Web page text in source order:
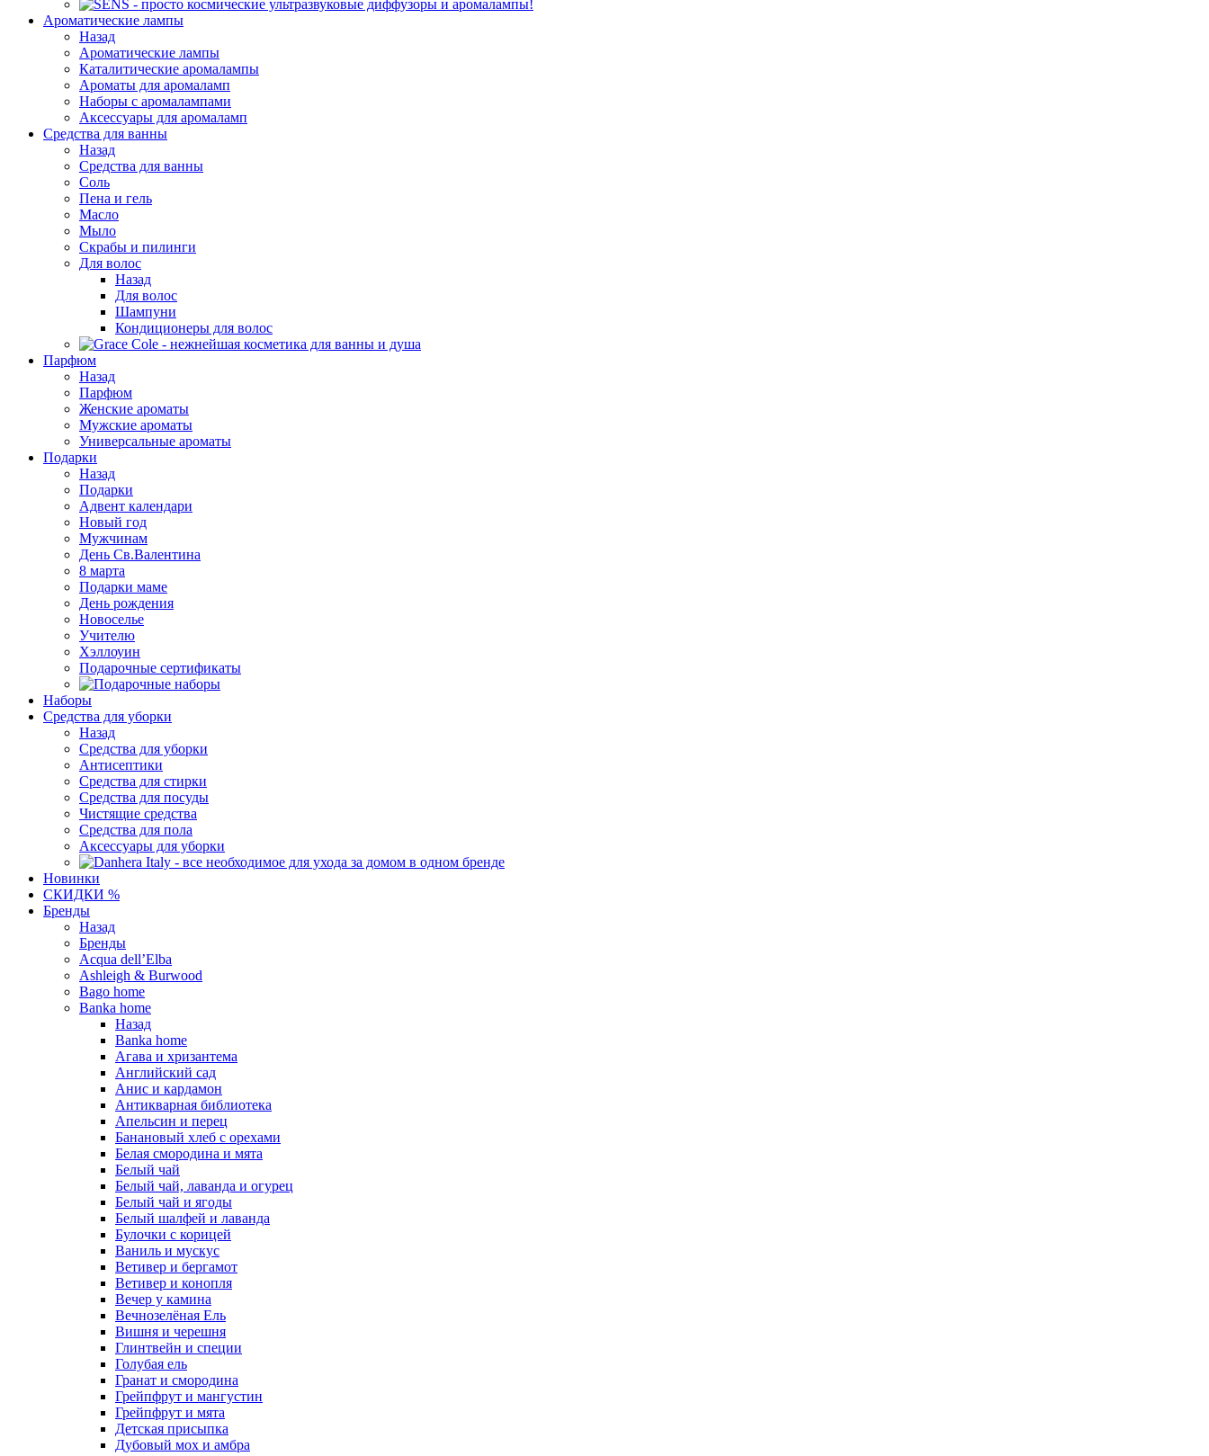
Ароматические лампы
Назад
Ароматические лампы
Каталитические аромалампы
Ароматы для аромаламп
Наборы с аромалампами
Аксессуары для аромаламп
Средства для ванны
Назад
Средства для ванны
Соль
Пена и гель
Масло
Мыло
Скрабы и пилинги
Для волос
Назад
Для волос
Шампуни
Кондиционеры для волос
Парфюм
Назад
Парфюм
Женские ароматы
Мужские ароматы
Универсальные ароматы
Подарки
Назад
Подарки
Адвент календари
Новый год
Мужчинам
День Св.Валентина
8 марта
Подарки маме
День рождения
Новоселье
Учителю
Хэллоуин
Подарочные сертификаты
Наборы
Средства для уборки
Назад
Средства для уборки
Антисептики
Средства для стирки
Средства для посуды
Чистящие средства
Средства для пола
Аксессуары для уборки
Новинки
СКИДКИ %
Бренды
Назад
Бренды
Acqua dell’Elba
Ashleigh & Burwood
Bago home
Banka home
Назад
Banka home
Агава и хризантема
Английский сад
Анис и кардамон
Антикварная библиотека
Апельсин и перец
Банановый хлеб с орехами
Белая смородина и мята
Белый чай
Белый чай, лаванда и огурец
Белый чай и ягоды
Белый шалфей и лаванда
Булочки с корицей
Ваниль и мускус
Ветивер и бергамот
Ветивер и конопля
Вечер у камина
Вечнозелёная Ель
Вишня и черешня
Глинтвейн и специи
Голубая ель
Гранат и смородина
Грейпфрут и мангустин
Грейпфрут и мята
Детская присыпка
Дубовый мох и амбра